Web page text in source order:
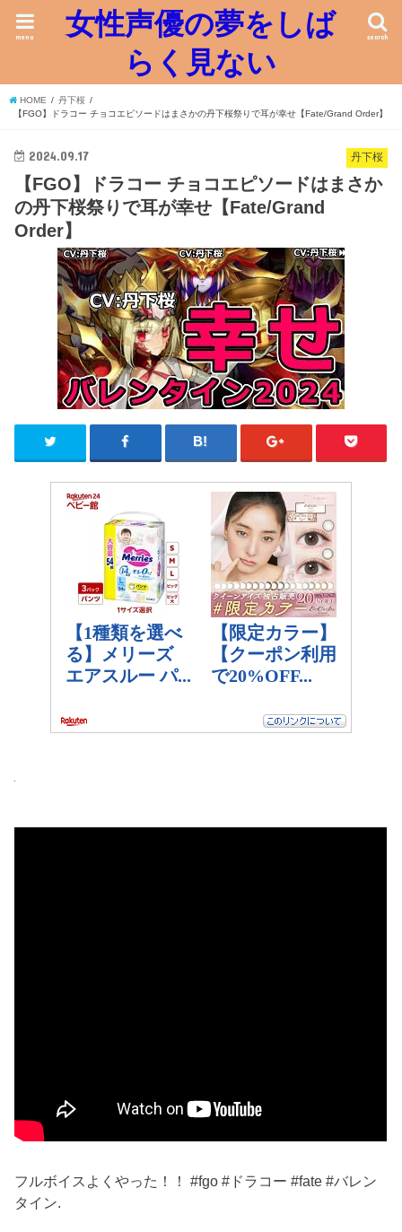
女性声優の夢をしば
らく見ない
search
menu
HOME
丹下桜
【FGO】ドラコー チョコエピソードはまさかの丹下桜祭りで耳が幸せ【Fate/Grand Order】
丹下桜
2024.09.17
【FGO】ドラコー チョコエピソードはまさか
の丹下桜祭りで耳が幸せ【Fate/Grand
Order】
フルボイスよくやった！！ #fgo #ドラコー #fate #バレン
タイン.